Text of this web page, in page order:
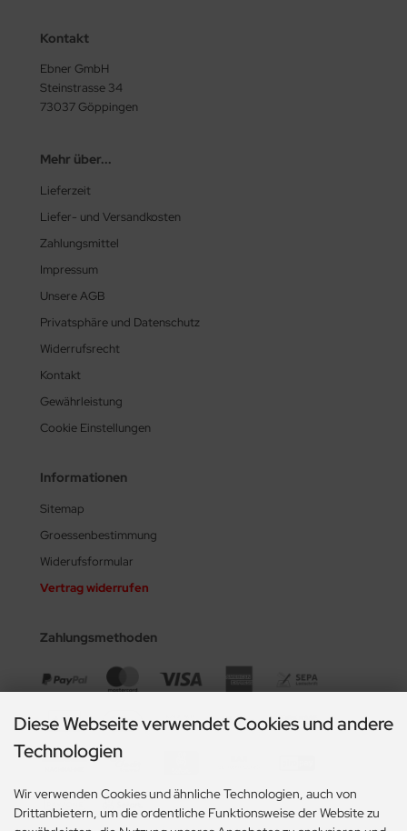
Kontakt
Ebner GmbH
Steinstrasse 34
73037 Göppingen
Mehr über...
Lieferzeit
Liefer- und Versandkosten
Zahlungsmittel
Impressum
Unsere AGB
Privatsphäre und Datenschutz
Widerrufsrecht
Kontakt
Gewährleistung
Cookie Einstellungen
Informationen
Sitemap
Groessenbestimmung
Widerufsformular
Vertrag widerrufen
Zahlungsmethoden
Diese Webseite verwendet Cookies und andere
Technologien
Wir verwenden Cookies und ähnliche Technologien, auch von
Drittanbietern, um die ordentliche Funktionsweise der Website zu